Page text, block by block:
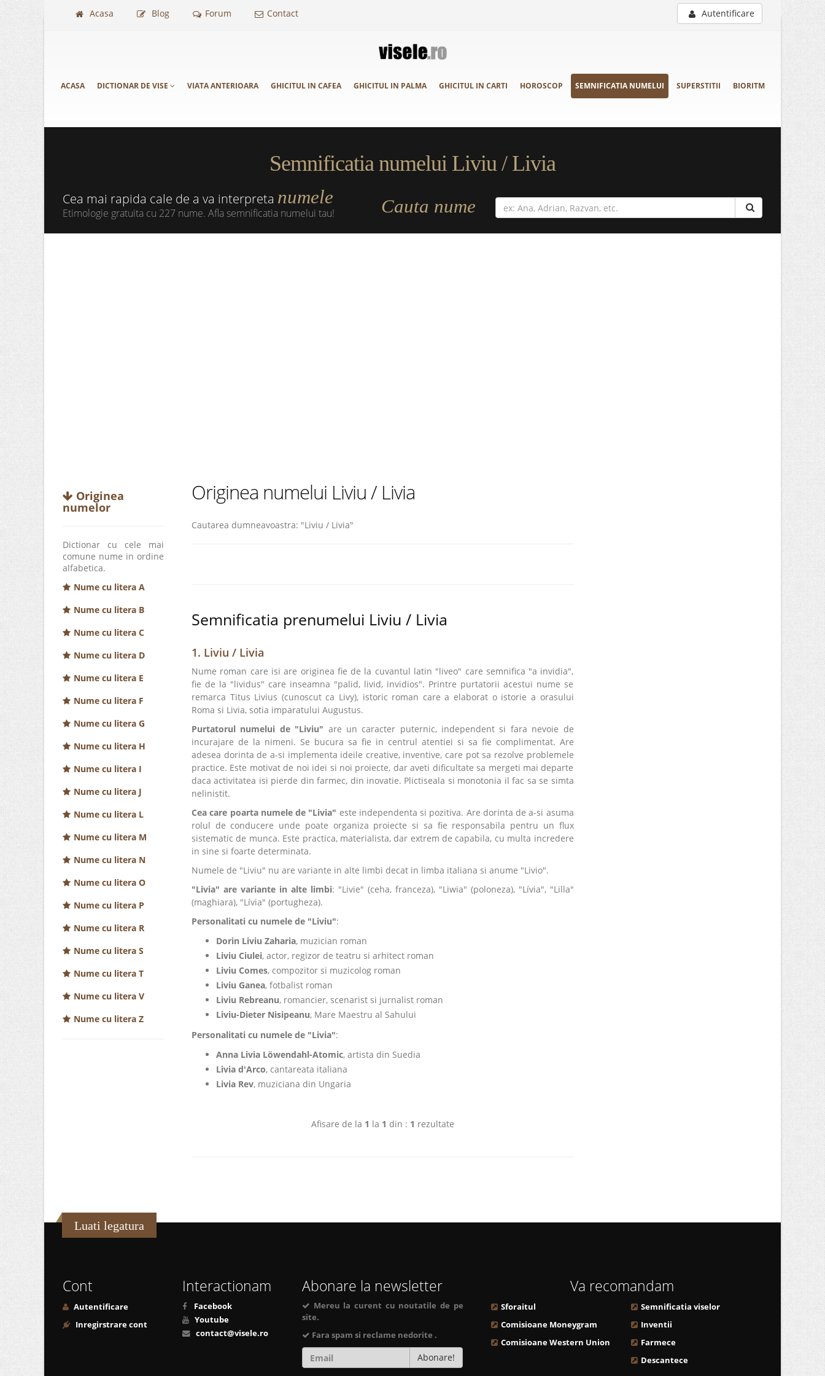
Acasa Blog Forum Contact Autentificare
ACASA DICTIONAR DE VISE VIATA ANTERIOARA GHICITUL IN CAFEA GHICITUL IN PALMA GHICITUL IN CARTI HOROSCOP SEMNIFICATIA NUMELUI SUPERSTITII BIORITM
Semnificatia numelui Liviu / Livia
Cea mai rapida cale de a va interpreta numele
Etimologie gratuita cu 227 nume. Afla semnificatia numelui tau! Cauta nume
Originea
numelor
Dictionar cu cele mai
comune nume in ordine
alfabetica.
Nume cu litera A
Nume cu litera B
Nume cu litera C
Nume cu litera D
Nume cu litera E
Nume cu litera F
Nume cu litera G
Nume cu litera H
Nume cu litera I
Nume cu litera J
Nume cu litera L
Nume cu litera M
Nume cu litera N
Nume cu litera O
Nume cu litera P
Nume cu litera R
Nume cu litera S
Nume cu litera T
Nume cu litera V
Nume cu litera Z
Originea numelui Liviu / Livia
Cautarea dumneavoastra: "Liviu / Livia"
Semnificatia prenumelui Liviu / Livia
1. Liviu / Livia
Nume roman care isi are originea fie de la cuvantul latin "liveo" care semnifica "a invidia",
fie de la "lividus" care inseamna "palid, livid, invidios". Printre purtatorii acestui nume se
remarca Titus Livius (cunoscut ca Livy), istoric roman care a elaborat o istorie a orasului
Roma si Livia, sotia imparatului Augustus.
Purtatorul numelui de "Liviu" are un caracter puternic, independent si fara nevoie de
incurajare de la nimeni. Se bucura sa fie in centrul atentiei si sa fie complimentat. Are
adesea dorinta de a-si implementa ideile creative, inventive, care pot sa rezolve problemele
practice. Este motivat de noi idei si noi proiecte, dar aveti dificultate sa mergeti mai departe
daca activitatea isi pierde din farmec, din inovatie. Plictiseala si monotonia il fac sa se simta
nelinistit.
Cea care poarta numele de "Livia" este independenta si pozitiva. Are dorinta de a-si asuma
rolul de conducere unde poate organiza proiecte si sa fie responsabila pentru un flux
sistematic de munca. Este practica, materialista, dar extrem de capabila, cu multa incredere
in sine si foarte determinata.
Numele de "Liviu" nu are variante in alte limbi decat in limba italiana si anume "Livio".
"Livia" are variante in alte limbi: "Livie" (ceha, franceza), "Liwia" (poloneza), "Lívia", "Lilla"
(maghiara), "Lívia" (portugheza).
Personalitati cu numele de "Liviu":
Dorin Liviu Zaharia, muzician roman
Liviu Ciulei, actor, regizor de teatru si arhitect roman
Liviu Comes, compozitor si muzicolog roman
Liviu Ganea, fotbalist roman
Liviu Rebreanu, romancier, scenarist si jurnalist roman
Liviu-Dieter Nisipeanu, Mare Maestru al Sahului
Personalitati cu numele de "Livia":
Anna Livia Löwendahl-Atomic, artista din Suedia
Livia d'Arco, cantareata italiana
Livia Rev, muziciana din Ungaria
Afisare de la 1 la 1 din : 1 rezultate
Luati legatura
Cont
Autentificare
Inregirstrare cont
Interactionam
Facebook
Youtube
contact@visele.ro
Abonare la newsletter
Mereu la curent cu noutatile de pe
site.
Fara spam si reclame nedorite .
Abonare!
Va recomandam
Sforaitul
Comisioane Moneygram
Comisioane Western Union
Semnificatia viselor
Inventii
Farmece
Descantece